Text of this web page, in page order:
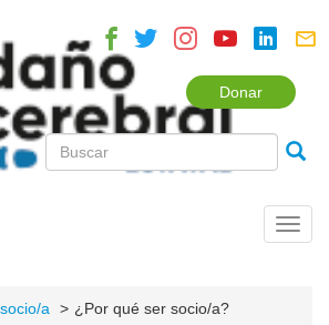
Donar
a ¿Por qué ser socio/a?